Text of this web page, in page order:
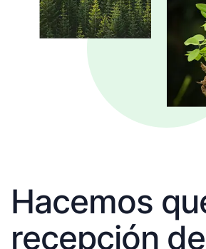
Hacemos
recepción